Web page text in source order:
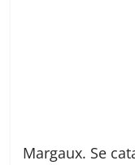
Margaux. Se